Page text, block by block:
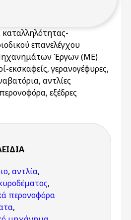
επανελέγχου
Έργων (ΜΕ)
εκσκαφείς, γερανογέφυρες,
αντλίες
εξέδρες
, αντλία,
,
περονοφόρα
,